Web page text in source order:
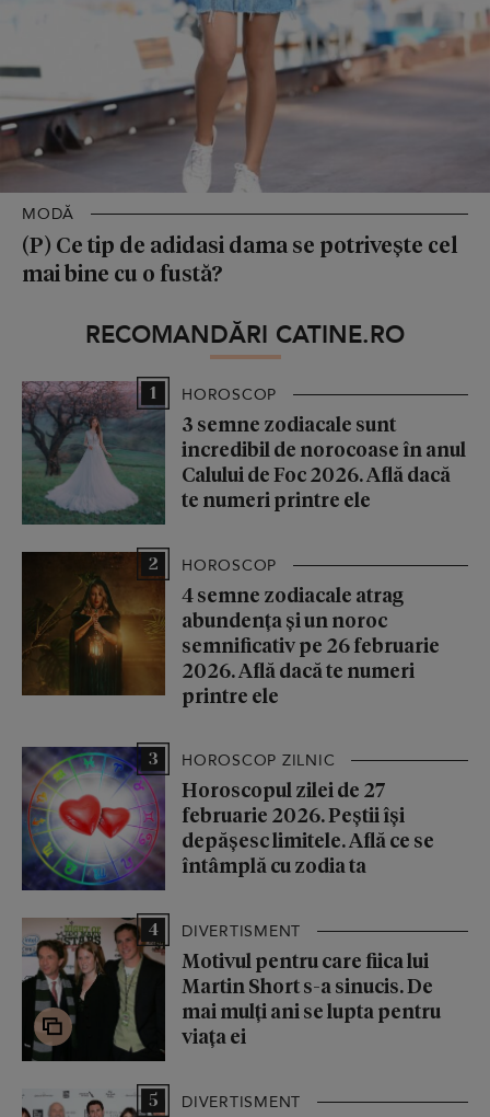
MODĂ
(P) Ce tip de adidasi dama se potrivește cel
mai bine cu o fustă?
RECOMANDĂRI CATINE.RO
1 HOROSCOP
3 semne zodiacale sunt
incredibil de norocoase în anul
Calului de Foc 2026. Află dacă
te numeri printre ele
2 HOROSCOP
4 semne zodiacale atrag
abundența și un noroc
semnificativ pe 26 februarie
2026. Află dacă te numeri
printre ele
3 HOROSCOP ZILNIC
Horoscopul zilei de 27
februarie 2026. Peștii își
depășesc limitele. Află ce se
întâmplă cu zodia ta
4 DIVERTISMENT
Motivul pentru care fiica lui
Martin Short s-a sinucis. De
mai mulți ani se lupta pentru
viața ei
5 DIVERTISMENT